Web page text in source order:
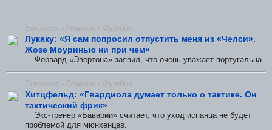
Eurosport - Главное - Футбол
Лукаку: «Я сам попросил отпустить меня из «Челси».
Жозе Моуринью ни при чем»
Форвард «Эвертона» заявил, что очень уважает португальца.
Eurosport - Главное - Футбол
Хитцфельд: «Гвардиола думает только о тактике. Он
тактический фрик»
Экс-тренер «Баварии» считает, что уход испанца не будет
проблемой для мюнхенцев.